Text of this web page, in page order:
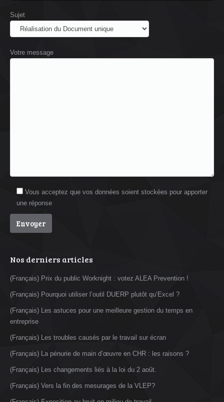
Sujet
Votre message
Vous acceptez que vos données soient stockées pour apporter
une réponse
Nos derniers articles
(Français) Prix du public Worknight : votez ALEA Prevention !
(Français) Pourquoi utiliser l’outil DUERP plutôt qu’Excel ?
(Français) Les astuces pour une meilleure gestion du temps en
entreprise
(Français) Les troubles causés par le travail sur écran
(Français) La pénurie de main d’œuvre en CHR : les raisons ?
(Français) Les changements liés à la loi du 2 août.
(Français) Vers la fin des mesurages de la VLEP?